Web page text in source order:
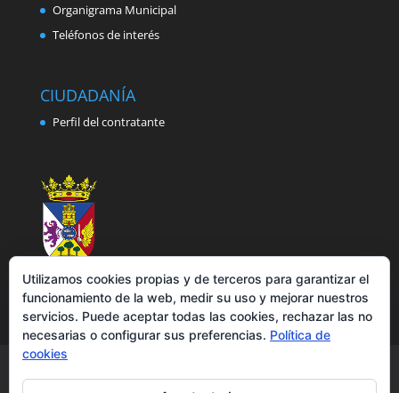
Organigrama Municipal
Teléfonos de interés
CIUDADANÍA
Perfil del contratante
Política de cookies
Accesibilidad
Utilizamos cookies propias y de terceros para garantizar el
funcionamiento de la web, medir su uso y mejorar nuestros
servicios. Puede aceptar todas las cookies, rechazar las no
necesarias o configurar sus preferencias. Política de
cookies